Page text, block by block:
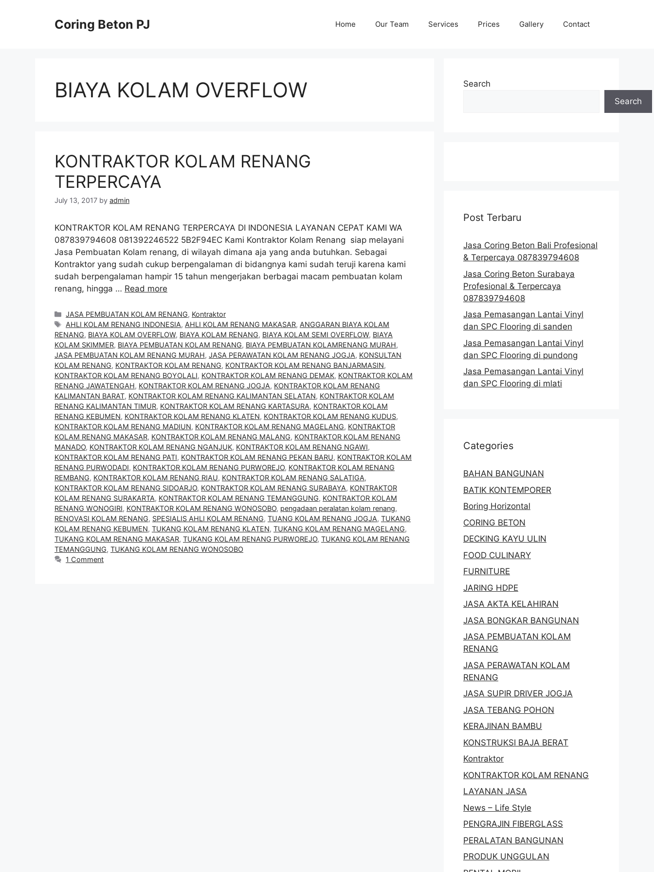
Coring Beton PJ Home Our Team Services Prices Gallery Contact
BIAYA KOLAM OVERFLOW
KONTRAKTOR KOLAM RENANG
TERPERCAYA
July 13, 2017 by admin
KONTRAKTOR KOLAM RENANG TERPERCAYA DI INDONESIA LAYANAN CEPAT KAMI WA
087839794608 081392246522 5B2F94EC Kami Kontraktor Kolam Renang siap melayani
Jasa Pembuatan Kolam renang, di wilayah dimana aja yang anda butuhkan. Sebagai
Kontraktor yang sudah cukup berpengalaman di bidangnya kami sudah teruji karena kami
sudah berpengalaman hampir 15 tahun mengerjakan berbagai macam pembuatan kolam
renang, hingga … Read more
Categories
JASA PEMBUATAN KOLAM RENANG, Kontraktor
Tags
AHLI KOLAM RENANG INDONESIA, AHLI KOLAM RENANG MAKASAR, ANGGARAN BIAYA KOLAM
RENANG, BIAYA KOLAM OVERFLOW, BIAYA KOLAM RENANG, BIAYA KOLAM SEMI OVERFLOW, BIAYA
KOLAM SKIMMER, BIAYA PEMBUATAN KOLAM RENANG, BIAYA PEMBUATAN KOLAMRENANG MURAH,
JASA PEMBUATAN KOLAM RENANG MURAH, JASA PERAWATAN KOLAM RENANG JOGJA, KONSULTAN
KOLAM RENANG, KONTRAKTOR KOLAM RENANG, KONTRAKTOR KOLAM RENANG BANJARMASIN,
KONTRAKTOR KOLAM RENANG BOYOLALI, KONTRAKTOR KOLAM RENANG DEMAK, KONTRAKTOR KOLAM
RENANG JAWATENGAH, KONTRAKTOR KOLAM RENANG JOGJA, KONTRAKTOR KOLAM RENANG
KALIMANTAN BARAT, KONTRAKTOR KOLAM RENANG KALIMANTAN SELATAN, KONTRAKTOR KOLAM
RENANG KALIMANTAN TIMUR, KONTRAKTOR KOLAM RENANG KARTASURA, KONTRAKTOR KOLAM
RENANG KEBUMEN, KONTRAKTOR KOLAM RENANG KLATEN, KONTRAKTOR KOLAM RENANG KUDUS,
KONTRAKTOR KOLAM RENANG MADIUN, KONTRAKTOR KOLAM RENANG MAGELANG, KONTRAKTOR
KOLAM RENANG MAKASAR, KONTRAKTOR KOLAM RENANG MALANG, KONTRAKTOR KOLAM RENANG
MANADO, KONTRAKTOR KOLAM RENANG NGANJUK, KONTRAKTOR KOLAM RENANG NGAWI,
KONTRAKTOR KOLAM RENANG PATI, KONTRAKTOR KOLAM RENANG PEKAN BARU, KONTRAKTOR KOLAM
RENANG PURWODADI, KONTRAKTOR KOLAM RENANG PURWOREJO, KONTRAKTOR KOLAM RENANG
REMBANG, KONTRAKTOR KOLAM RENANG RIAU, KONTRAKTOR KOLAM RENANG SALATIGA,
KONTRAKTOR KOLAM RENANG SIDOARJO, KONTRAKTOR KOLAM RENANG SURABAYA, KONTRAKTOR
KOLAM RENANG SURAKARTA, KONTRAKTOR KOLAM RENANG TEMANGGUNG, KONTRAKTOR KOLAM
RENANG WONOGIRI, KONTRAKTOR KOLAM RENANG WONOSOBO, pengadaan peralatan kolam renang,
RENOVASI KOLAM RENANG, SPESIALIS AHLI KOLAM RENANG, TUANG KOLAM RENANG JOGJA, TUKANG
KOLAM RENANG KEBUMEN, TUKANG KOLAM RENANG KLATEN, TUKANG KOLAM RENANG MAGELANG,
TUKANG KOLAM RENANG MAKASAR, TUKANG KOLAM RENANG PURWOREJO, TUKANG KOLAM RENANG
TEMANGGUNG, TUKANG KOLAM RENANG WONOSOBO
1 Comment
Search
Search
Post Terbaru
Jasa Coring Beton Bali Profesional
& Terpercaya 087839794608
Jasa Coring Beton Surabaya
Profesional & Terpercaya
087839794608
Jasa Pemasangan Lantai Vinyl
dan SPC Flooring di sanden
Jasa Pemasangan Lantai Vinyl
dan SPC Flooring di pundong
Jasa Pemasangan Lantai Vinyl
dan SPC Flooring di mlati
Categories
BAHAN BANGUNAN
BATIK KONTEMPORER
Boring Horizontal
CORING BETON
DECKING KAYU ULIN
FOOD CULINARY
FURNITURE
JARING HDPE
JASA AKTA KELAHIRAN
JASA BONGKAR BANGUNAN
JASA PEMBUATAN KOLAM
RENANG
JASA PERAWATAN KOLAM
RENANG
JASA SUPIR DRIVER JOGJA
JASA TEBANG POHON
KERAJINAN BAMBU
KONSTRUKSI BAJA BERAT
Kontraktor
KONTRAKTOR KOLAM RENANG
LAYANAN JASA
News – Life Style
PENGRAJIN FIBERGLASS
PERALATAN BANGUNAN
PRODUK UNGGULAN